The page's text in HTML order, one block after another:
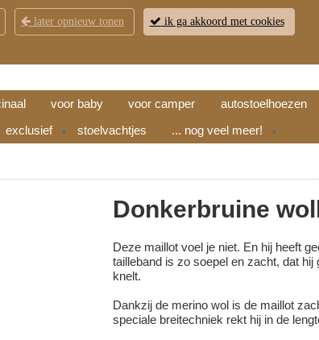
CONTACT OPENINGSTIJDEN RETOUR
voor baby voor camper autostoelhoezen
exclusief ▼ stoelvachtjes ... nog veel meer! ▼
Donkerbruine
Deze maillot voel je niet. En hij heeft
tailleband is zo soepel en zacht, dat hij
knelt.
Dankzij de merino wol is de maillot
speciale breitechniek rekt hij in de
later opnieuw tonen ik ga akkoord met cookies